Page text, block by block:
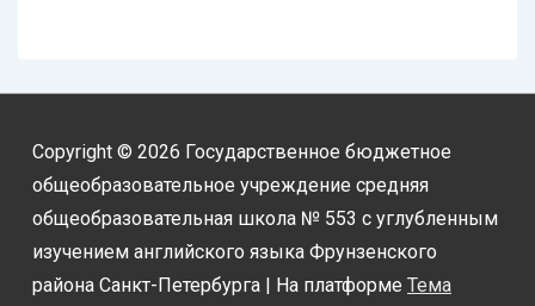
Copyright © 2026 Государственное бюджетное
общеобразовательное учреждение средняя
общеобразовательная школа № 553 с углубленным
изучением английского языка Фрунзенского
района Санкт-Петербурга
| На платформе Тема